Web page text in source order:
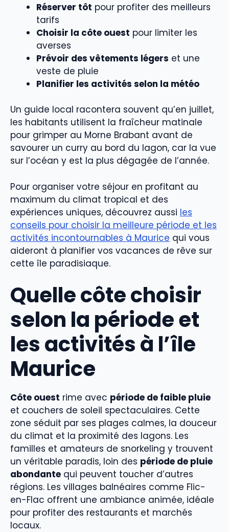
Réserver tôt pour profiter des meilleurs
tarifs
Choisir la côte ouest pour limiter les
averses
Prévoir des vêtements légers et une
veste de pluie
Planifier les activités selon la météo
Un guide local racontera souvent qu’en juillet,
les habitants utilisent la fraîcheur matinale
pour grimper au Morne Brabant avant de
savourer un curry au bord du lagon, car la vue
sur l’océan y est la plus dégagée de l’année.
Pour organiser votre séjour en profitant au
maximum du climat tropical et des
expériences uniques, découvrez aussi les
conseils pour choisir la meilleure période et les
activités incontournables à Maurice qui vous
aideront à planifier vos vacances de rêve sur
cette île paradisiaque.
Quelle côte choisir
selon la période et
les activités à l’île
Maurice
Côte ouest rime avec période de faible pluie
et couchers de soleil spectaculaires. Cette
zone séduit par ses plages calmes, la douceur
du climat et la proximité des lagons. Les
familles et amateurs de snorkeling y trouvent
un véritable paradis, loin des période de pluie
abondante qui peuvent toucher d’autres
régions. Les villages balnéaires comme Flic-
en-Flac offrent une ambiance animée, idéale
pour profiter des restaurants et marchés
locaux.